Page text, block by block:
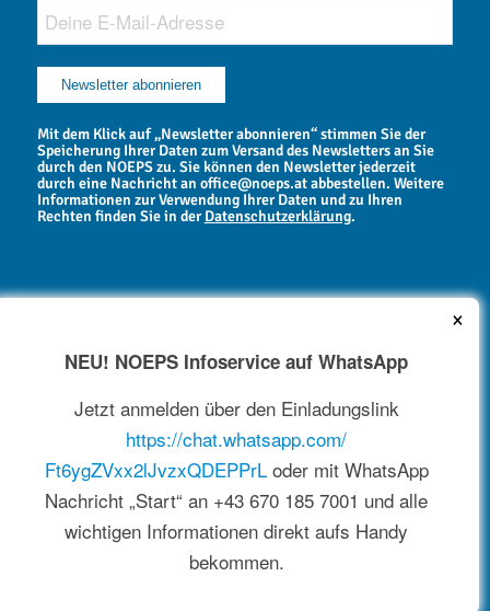
Mit dem Klick auf „Newsletter abonnieren“ stimmen Sie der
Speicherung Ihrer Daten zum Versand des Newsletters an Sie
durch den NOEPS zu. Sie können den Newsletter jederzeit
durch eine Nachricht an office@noeps.at abbestellen. Weitere
Informationen zur Verwendung Ihrer Daten und zu Ihren
Rechten finden Sie in derDatenschutzerklärung.
NEWSARCHIV
×
NEU! NOEPS Infoservice auf WhatsApp
Jetzt anmelden über den Einladungslink
https://chat.whatsapp.com/
Ft6ygZVxx2lJvzxQDEPPrLoder mit WhatsApp
Nachricht „Start“ an +43 670 185 7001 und alle
wichtigen Informationen direkt aufs Handy
bekommen.